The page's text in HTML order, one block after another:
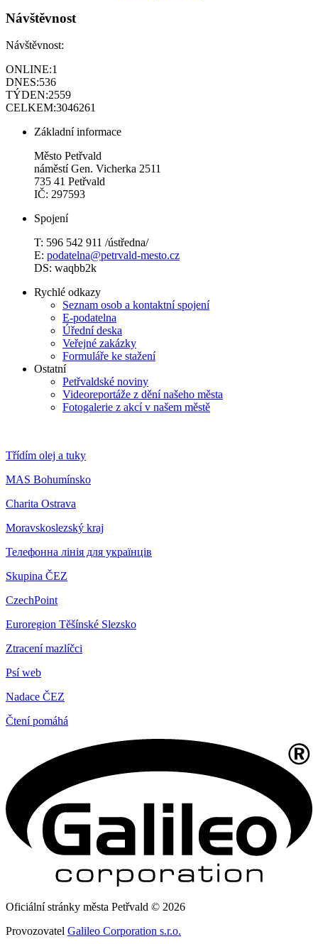
Návštěvnost
Návštěvnost:
ONLINE:1
DNES:536
TÝDEN:2559
CELKEM:3046261
Základní informace
Město Petřvald
náměstí Gen. Vicherka 2511
735 41 Petřvald
IČ: 297593
Spojení
T: 596 542 911 /ústředna/
E: podatelna@petrvald-mesto.cz
DS: waqbb2k
Rychlé odkazy
Seznam osob a kontaktní spojení
E-podatelna
Úřední deska
Veřejné zakázky
Formuláře ke stažení
Ostatní
Petřvaldské noviny
Videoreportáže z dění našeho města
Fotogalerie z akcí v našem městě
Třídím olej a tuky
MAS Bohumínsko
Charita Ostrava
Moravskoslezský kraj
Телефонна лінія для українців
Skupina ČEZ
CzechPoint
Euroregion Těšínské Slezsko
Ztracení mazlíčci
Psí web
Nadace ČEZ
Čtení pomáhá
Oficiální stránky města Petřvald © 2026
Provozovatel Galileo Corporation s.r.o.